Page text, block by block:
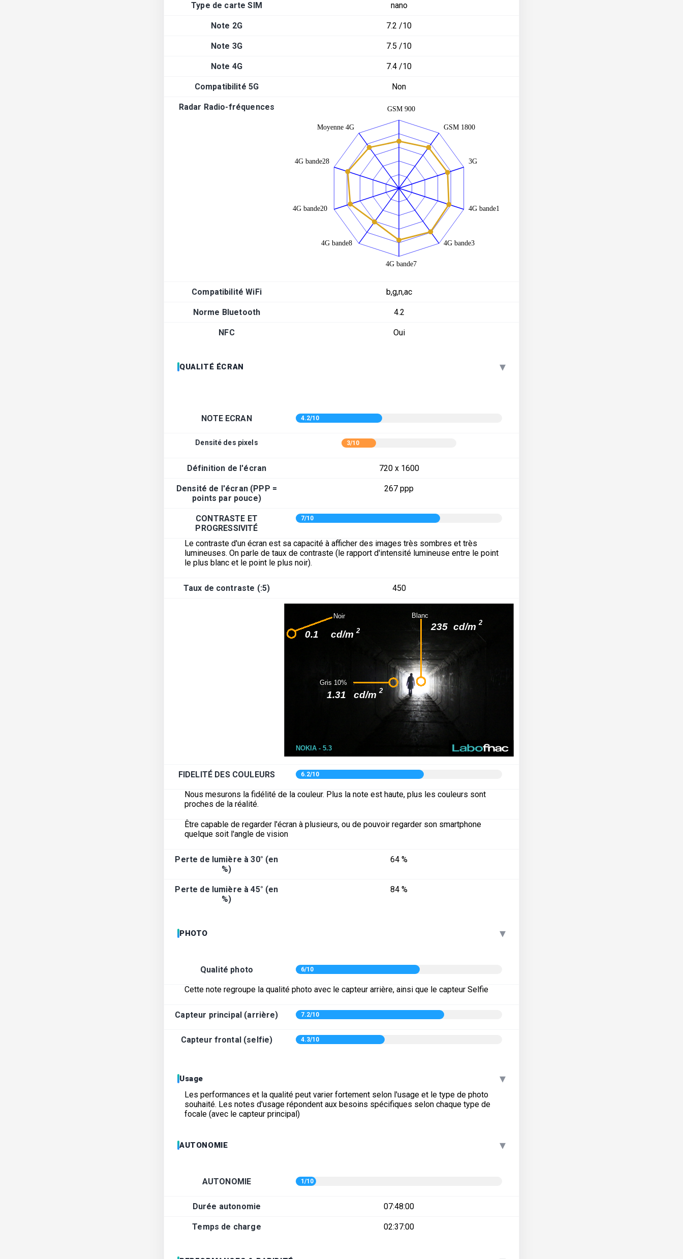
Type de carte SIM nano
Note 2G 7.2 /10
Note 3G 7.5 /10
Note 4G 7.4 /10
Compatibilité 5G Non
Radar Radio-fréquences
Compatibilité WiFi b,g,n,ac
Norme Bluetooth 4.2
NFC Oui
QUALITÉ ÉCRAN ▾
NOTE ECRAN 4.2/10
Densité des pixels 3/10
Définition de l'écran 720 x 1600
Densité de l'écran (PPP =
points par pouce)
267 ppp
CONTRASTE ET
PROGRESSIVITÉ
7/10
Le contraste d'un écran est sa capacité à afficher des images très sombres et très
lumineuses. On parle de taux de contraste (le rapport d'intensité lumineuse entre le point
le plus blanc et le point le plus noir).
Taux de contraste (:5) 450
FIDELITÉ DES COULEURS 6.2/10
Nous mesurons la fidélité de la couleur. Plus la note est haute, plus les couleurs sont
proches de la réalité.
Être capable de regarder l'écran à plusieurs, ou de pouvoir regarder son smartphone
quelque soit l'angle de vision
Perte de lumière à 30° (en
%)
64 %
Perte de lumière à 45° (en
%)
84 %
PHOTO ▾
Qualité photo 6/10
Cette note regroupe la qualité photo avec le capteur arrière, ainsi que le capteur Selfie
Capteur principal (arrière) 7.2/10
Capteur frontal (selfie) 4.3/10
Usage ▾
Les performances et la qualité peut varier fortement selon l'usage et le type de photo
souhaité. Les notes d'usage répondent aux besoins spécifiques selon chaque type de
focale (avec le capteur principal)
AUTONOMIE ▾
AUTONOMIE 1/10
Durée autonomie 07:48:00
Temps de charge 02:37:00